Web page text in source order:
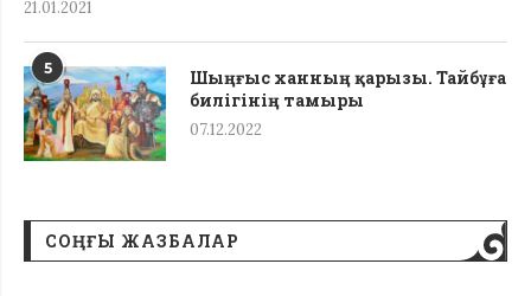
21.01.2021
5
Шыңғыс ханның қарызы. Тайбұға
билігінің тамыры
07.12.2022
СОҢҒЫ ЖАЗБАЛАР